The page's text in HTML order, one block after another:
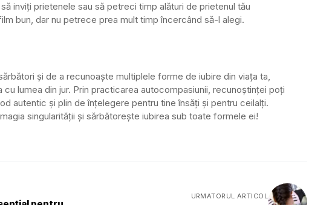
inviți prietenele sau să petreci timp alături de prietenul tău
bun, dar nu petrece prea mult timp încercând să-l alegi.
și de a recunoaște multiplele forme de iubire din viața ta,
lumea din jur. Prin practicarea autocompasiunii, recunoștinței poți
autentic și plin de înțelegere pentru tine însăți și pentru ceilalți.
singularității și sărbătorește iubirea sub toate formele ei!
URMATORUL ARTICOL